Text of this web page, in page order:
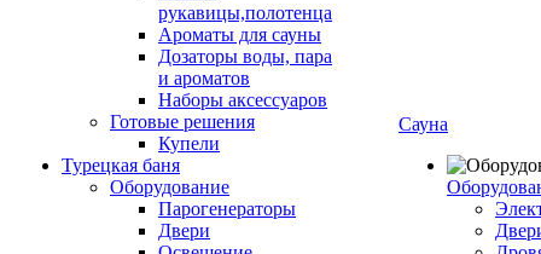
рукавицы,полотенца
Ароматы для сауны
Дозаторы воды, пара
и ароматов
Наборы аксессуаров
Готовые решения
Купели
Турецкая баня
Оборудование
Парогенераторы
Двери
Сауна